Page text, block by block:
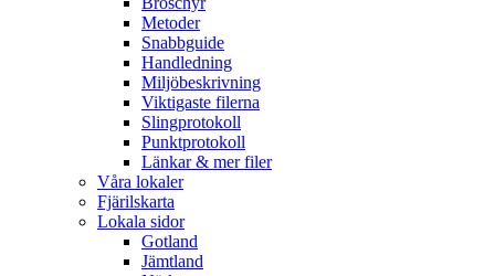
Metoder
Snabbguide
Handledning
Miljöbeskrivning
Viktigaste filerna
Slingprotokoll
Punktprotokoll
Länkar & mer filer
Våra lokaler
Fjärilskarta
Lokala sidor
Gotland
Jämtland